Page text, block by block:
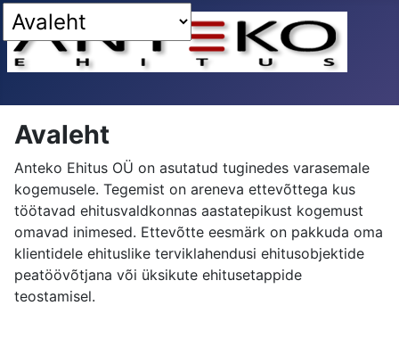
Avaleht
Anteko Ehitus OÜ on asutatud tuginedes varasemale
kogemusele. Tegemist on areneva ettevõttega kus
töötavad ehitusvaldkonnas aastatepikust kogemust
omavad inimesed. Ettevõtte eesmärk on pakkuda oma
klientidele ehituslike terviklahendusi ehitusobjektide
peatöövõtjana või üksikute ehitusetappide
teostamisel.